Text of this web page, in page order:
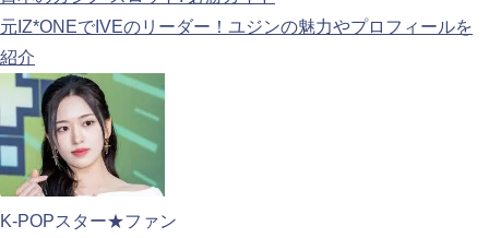
元IZ*ONEでIVEのリーダー！ユジンの魅力やプロフィールを
紹介
K-POPスター★ファン